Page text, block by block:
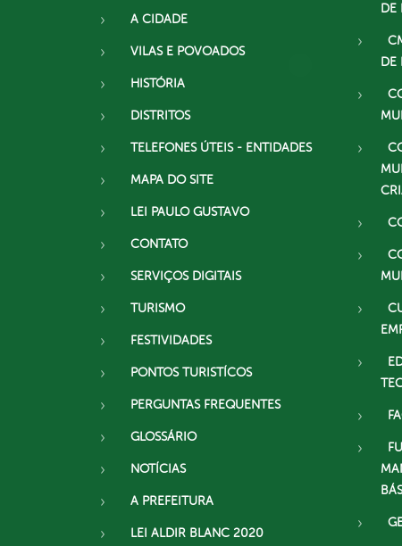
A CIDADE
VILAS E POVOADOS
HISTÓRIA
DISTRITOS
TELEFONES ÚTEIS - ENTIDADES
MAPA DO SITE
LEI PAULO GUSTAVO
CONTATO
SERVIÇOS DIGITAIS
TURISMO
FESTIVIDADES
PONTOS TURISTÍCOS
PERGUNTAS FREQUENTES
GLOSSÁRIO
NOTÍCIAS
A PREFEITURA
LEI ALDIR BLANC 2020
DE
DE